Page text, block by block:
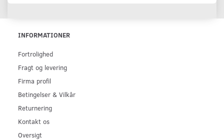
INFORMATIONER
Fortrolighed
Fragt og levering
Firma profil
Betingelser & Vilkår
Returnering
Kontakt os
Oversigt